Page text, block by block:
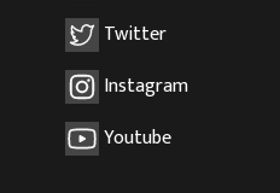
Twitter
Instagram
Youtube